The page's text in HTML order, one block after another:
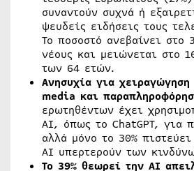
συναντούν συχνά ή
ψευδείς ειδήσεις τους
Το ποσοστό ανεβαίνει στο
νέους και μειώνεται στο
των 64 ετών.
Ανησυχία για
media και
ερωτηθέντων έχει
AI, όπως το ChatGPT, για
αλλά μόνο το 30%
AI υπερτερούν των
Το 39% θεωρεί την AI